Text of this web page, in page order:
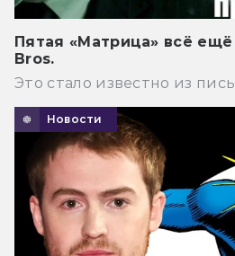
Пятая «Матрица» всё
Bros.
Это стало известно из
Новости